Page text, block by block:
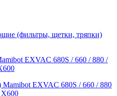
(фильтры, щетки, тряпки)
EXVAC 680S / 660 / 880 /